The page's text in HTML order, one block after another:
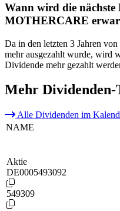
Wann wird die nächste
MOTHERCARE
Da in den letzten 3 Jahren
mehr ausgezahlt wurde, wird
Dividende mehr gezahlt
Mehr
Alle Dividenden im
NAME
Aktie
DE0005493092
549309